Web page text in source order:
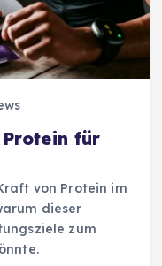
für
von Protein im
dieser
zum